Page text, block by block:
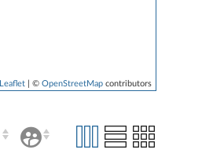
Leaflet | © OpenStreetMap contributors